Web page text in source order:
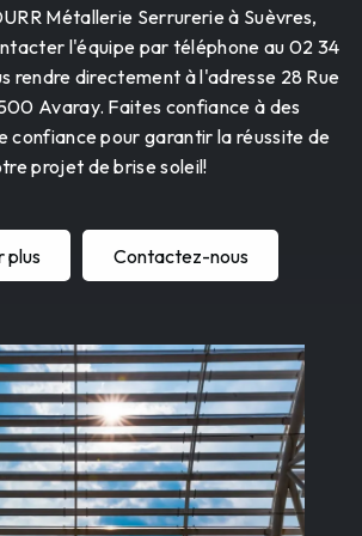
Métallerie Serrurerie à Suèvres,
l'équipe par téléphone au 02 34
rendre directement à l'adresse 28 Rue
Avaray. Faites confiance à des
confiance pour garantir la réussite de
projet de brise soleil!
plus Contactez-nous